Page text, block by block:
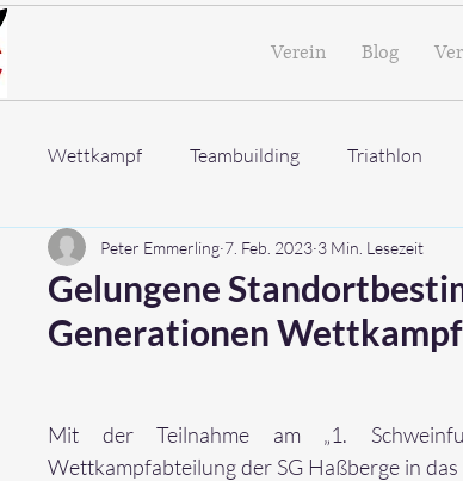
Verein Blog
Wettkampf Teambuilding Triathlon
Gelungene
Generationen
Peter Emmerling 7. Feb. 2023 3 Min. Lesezeit
Mit der Teilnahme am „1.
Wettkampfabteilung der SG Haßberge in